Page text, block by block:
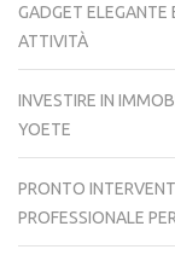
GADGET ELEGANTE
ATTIVITÀ
INVESTIRE IN
YOETE
PRONTO
PROFESSIONALE